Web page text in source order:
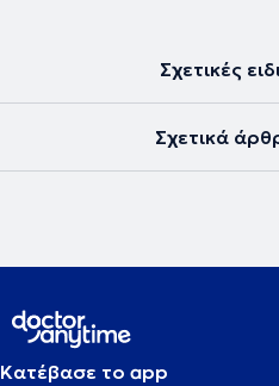
Σχετικές
Σχετικά
Κατέβασε το app